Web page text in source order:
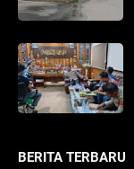
BERITA TERBARU